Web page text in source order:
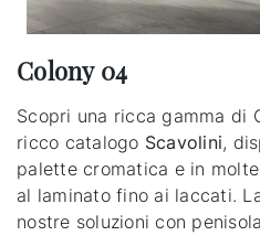
Colony 04
Scopri una ricca gamma di
ricco catalogo Scavolini,
palette cromatica e in
al laminato fino ai laccati.
nostre soluzioni con